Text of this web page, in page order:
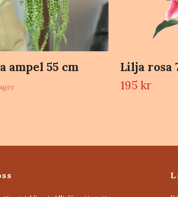
ampel 55 cm
Lilja rosa
195 kr